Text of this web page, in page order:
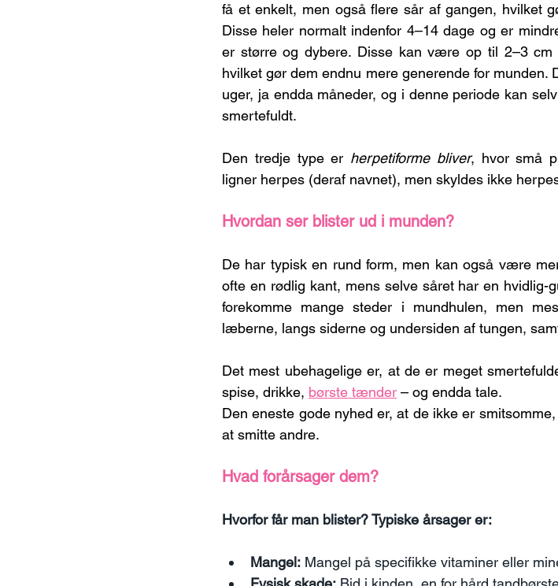
få et enkelt, men også flere sår af gangen, hvilket
Disse heler normalt indenfor 4–14 dage og er
er større og dybere. Disse kan være op til 2–3
hvilket gør dem endnu mere generende for
uger, ja endda måneder, og i denne periode kan
smertefuldt.
Den tredje type er herpetiforme bliver, hvor små
ligner herpes (deraf navnet), men skyldes ikke
Hvordan ser blister ud i munden?
De har typisk en rund form, men kan også være
ofte en rødlig kant, mens selve såret har en hvidlig-
forekomme mange steder i mundhulen, men
læberne, langs siderne og undersiden af tungen,
Det mest ubehagelige er, at de er meget
spise, drikke, børste tænder – og endda tale.
Den eneste gode nyhed er, at de ikke er
at smitte andre.
Hvad forårsager dem?
Hvorfor får man blister? Typiske årsager er:
Mangel: Mangel på specifikke vitaminer eller